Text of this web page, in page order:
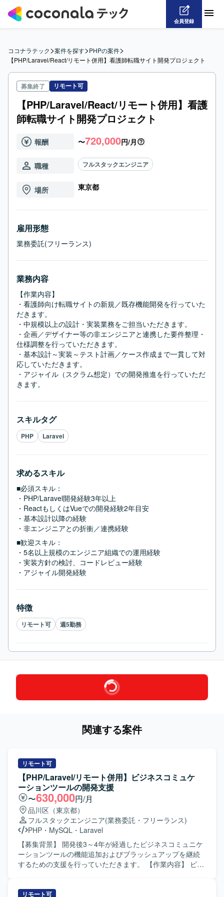
会員登録
ココナラテック>案件を探す>PHPの案件>
【PHP/Laravel/React/リモート併用】看護師転職サイト開発プロジェクト
募集終了 リモート可
【PHP/Laravel/React/リモート併用】看護
師転職サイト開発プロジェクト
報酬 〜720,000円/月
職種 フルスタックエンジニア
場所 東京都
雇用形態
業務委託(フリーランス)
業務内容
【作業内容】
・看護師向け転職サイトの新規／既存機能開発を行っていた
だきます。
・中規模以上の設計・実装業務をご担当いただきます。
・企画／デザイナー等の非エンジニアと連携した要件整理・
仕様調整を行っていただきます。
・基本設計～実装～テスト計画／ケース作成まで一貫して対
応していただきます。
・アジャイル（スクラム想定）での開発推進を行っていただ
きます。
スキルタグ
PHP Laravel
求めるスキル
■必須スキル：
・PHP/Laravel開発経験3年以上
・ReactもしくはVueでの開発経験2年目安
・基本設計以降の経験
・非エンジニアとの折衝／連携経験
■歓迎スキル：
・5名以上規模のエンジニア組織での運用経験
・実装方針の検討、コードレビュー経験
・アジャイル開発経験
特徴
リモート可 週5勤務
関連する案件
リモート可
【PHP/Laravel/リモート併用】ビジネスコミュケ
ーションツールの開発支援
〜630,000円/月
品川区（東京都）
フルスタックエンジニア(業務委託・フリーランス)
PHP ・ MySQL ・ Laravel
【募集背景】 開発後3～4年が経過したビジネスコミュニケ
ーションツールの機能追加およびブラッシュアップを継続
するための支援を行っていただきます。 【作業内容】 ビジ
基本設計からテストまで一貫してご担当いただきます。既
リモート可